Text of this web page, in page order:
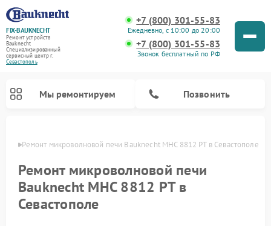
FIX-BAUKNECHT
Ремонт устройств
Bauknecht
Специализированный
cервисный центр г.
Севастополь
+7 (800) 301-55-83
Ежедневно, с 10:00 до 20:00
+7 (800) 301-55-83
Звонок бесплатный по РФ
Мы ремонтируем Позвонить
Ремонт микроволновой печи Bauknecht MHC 8812 PT в Севастополе
Ремонт микроволновой печи
Bauknecht MHC 8812 PT в
Севастополе